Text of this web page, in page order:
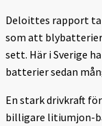
Deloittes rapport
som att
sett. Här i Sverige
batterier sedan
En stark drivkraft
billigare litiumjon-